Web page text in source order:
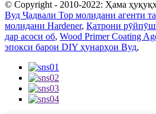
© Copyright - 2010-2022: Ҳама
Вуд Ҷадвали Top молидани агенти
молидани Hardener, Қатрони
дар асоси об, Wood Primer Coating
эпокси барои DIY ҳунарҳои Вуд,